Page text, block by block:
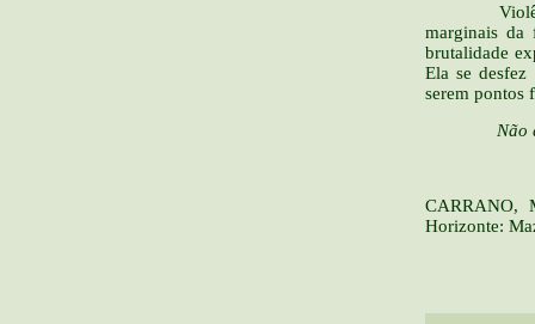
Violência,
marginais da
brutalidade
Ela se desfez
serem pontos
Não
CARRANO,
Horizonte: